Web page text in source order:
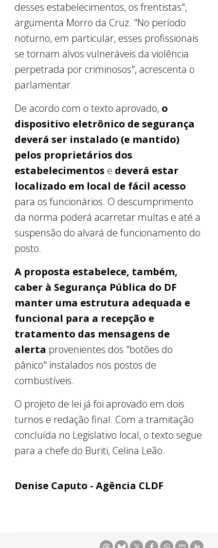
desses estabelecimentos, os frentistas",
argumenta Morro da Cruz. "No período
noturno, em particular, esses profissionais
se tornam alvos vulneráveis da violência
perpetrada por criminosos", acrescenta o
parlamentar.
De acordo com o texto aprovado, o
dispositivo eletrônico de segurança
deverá ser instalado (e mantido)
pelos proprietários dos
estabelecimentos e deverá estar
localizado em local de fácil acesso
para os funcionários. O descumprimento
da norma poderá acarretar multas e até a
suspensão do alvará de funcionamento do
posto.
A proposta estabelece, também,
caber à Segurança Pública do DF
manter uma estrutura adequada e
funcional para a recepção e
tratamento das mensagens de
alerta provenientes dos "botões do
pânico" instalados nos postos de
combustíveis.
O projeto de lei já foi aprovado em dois
turnos e redação final. Com a tramitação
concluída no Legislativo local, o texto segue
para a chefe do Buriti, Celina Leão.
Denise Caputo - Agência CLDF